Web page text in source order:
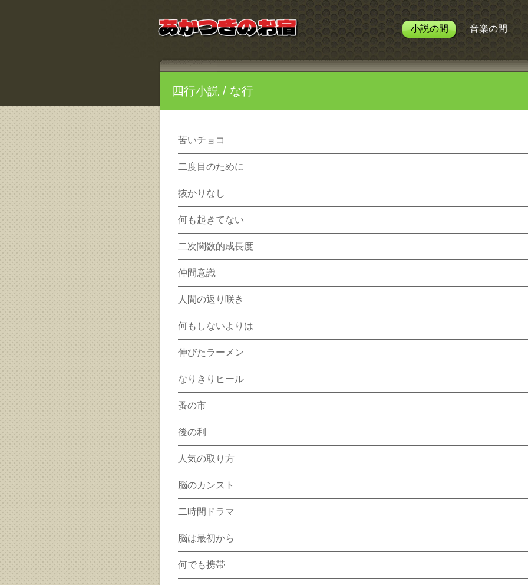
小説の間 音楽の間
四行小説 / な行
苦いチョコ
二度目のために
抜かりなし
何も起きてない
二次関数的成長度
仲間意識
人間の返り咲き
何もしないよりは
伸びたラーメン
なりきりヒール
蚤の市
後の利
人気の取り方
脳のカンスト
二時間ドラマ
脳は最初から
何でも携帯